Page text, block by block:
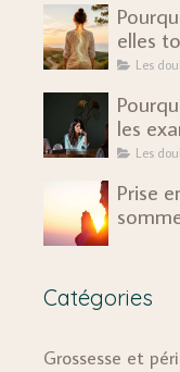
elles
Les
les
Les
Prise
Catégories
Grossesse et